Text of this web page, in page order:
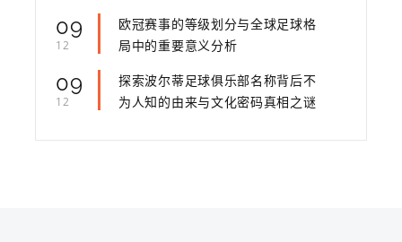
09
12
欧冠赛事的等级划分与全球足球格
局中的重要意义分析
09
12
探索波尔蒂足球俱乐部名称背后不
为人知的由来与文化密码真相之谜